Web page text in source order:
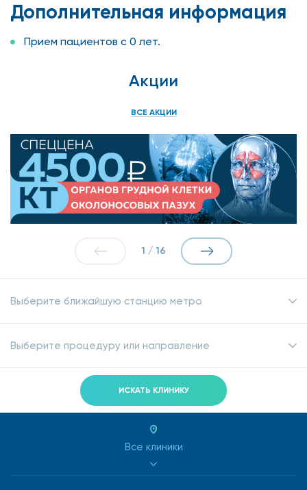
Дополнительная информация
Прием пациентов с 0 лет.
Акции
ВСЕ АКЦИИ
1 / 16
Выберите ближайшую станцию метро
Выберите процедуру или направление
ИСКАТЬ КЛИНИКУ
Все клиники